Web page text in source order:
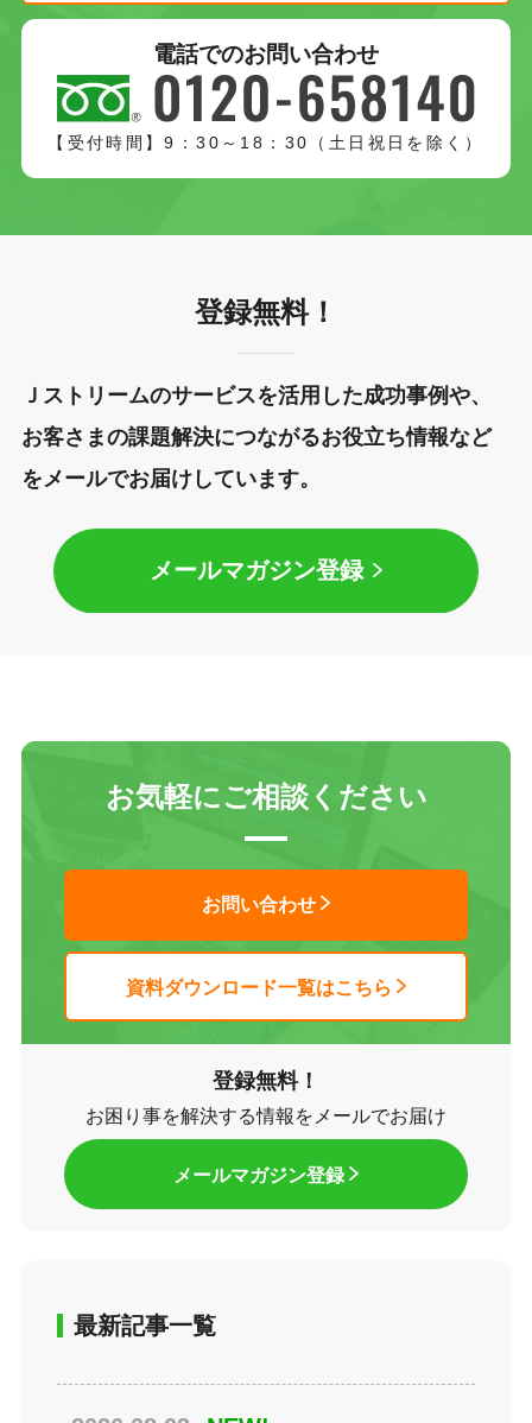
電話でのお問い合わせ
【受付時間】9：30～18：30（土日祝日を除く）
登録無料！
Ｊストリームのサービスを活用した成功事例や、
お客さまの課題解決につながるお役立ち情報など
をメールでお届けしています。
メールマガジン登録
お気軽にご相談ください
お問い合わせ
資料ダウンロード一覧はこちら
登録無料！
お困り事を解決する情報をメールでお届け
メールマガジン登録
最新記事一覧